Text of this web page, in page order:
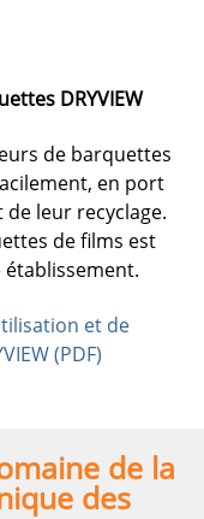
DRYVIEW
de barquettes
en port
leur recyclage.
de films est
et de
(PDF)
de la
des